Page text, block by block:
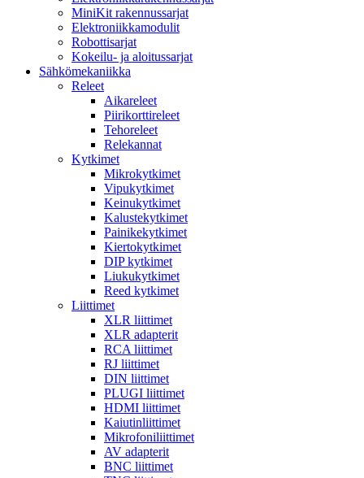
MiniKit rakennussarjat
Elektroniikkamodulit
Robottisarjat
Kokeilu- ja aloitussarjat
Sähkömekaniikka
Releet
Aikareleet
Piirikorttireleet
Tehoreleet
Relekannat
Kytkimet
Mikrokytkimet
Vipukytkimet
Keinukytkimet
Kalustekytkimet
Painikekytkimet
Kiertokytkimet
DIP kytkimet
Liukukytkimet
Reed kytkimet
Liittimet
XLR liittimet
XLR adapterit
RCA liittimet
RJ liittimet
DIN liittimet
PLUGI liittimet
HDMI liittimet
Kaiutinliittimet
Mikrofoniliittimet
AV adapterit
BNC liittimet